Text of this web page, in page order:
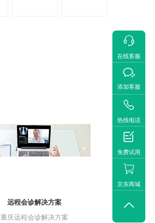
远程会诊解决方案
重庆远程会诊解决方案

在线客服

添加客服

热线电话

免费试用
京东商城
